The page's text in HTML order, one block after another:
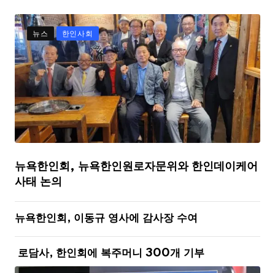
뉴스 한인사회
뉴욕한인회, 뉴욕한인원로자문위와 한인데이케어
사태 논의
뉴욕한인회, 이동규 영사에 감사장 수여
로담사, 한인회에 복주머니 300개 기부